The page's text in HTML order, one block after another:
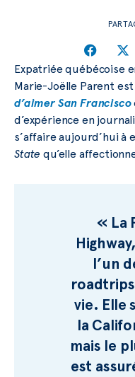
Expatriée québécoise
Marie-Joëlle Parent
d’aimer San Francisco
d’expérience en
s’affaire aujourd’hui à
State qu’elle
« La
l’un
vie. Elle
la
mais le
est